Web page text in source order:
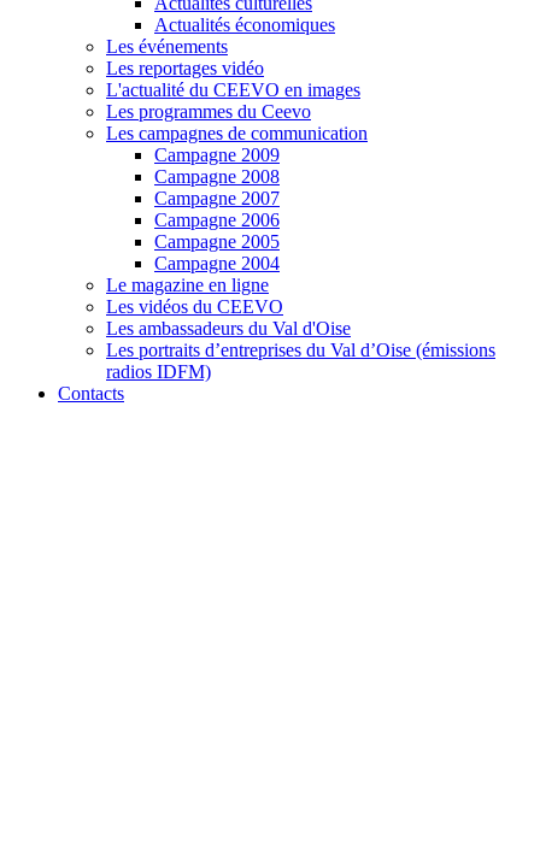
Actualités économiques
Les événements
Les reportages vidéo
L'actualité du CEEVO en images
Les programmes du Ceevo
Les campagnes de communication
Campagne 2009
Campagne 2008
Campagne 2007
Campagne 2006
Campagne 2005
Campagne 2004
Le magazine en ligne
Les vidéos du CEEVO
Les ambassadeurs du Val d'Oise
Les portraits d’entreprises du Val d’Oise (émissions
radios IDFM)
Contacts